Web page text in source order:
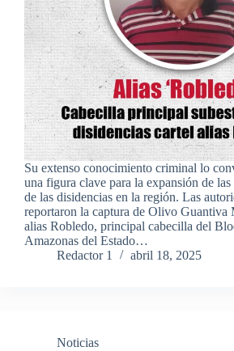
Su extenso conocimiento criminal lo
una figura clave para la expansión de
de las disidencias en la región. Las
reportaron la captura de Olivo Guantiva
alias Robledo, principal cabecilla del
Amazonas del Estado…
Redactor 1
abril 18, 2025
Noticias